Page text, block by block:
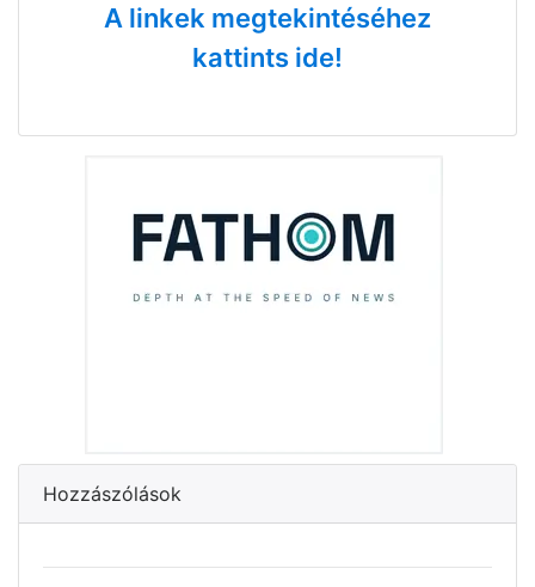
A linkek megtekintéséhez
kattints ide!
Hozzászólások